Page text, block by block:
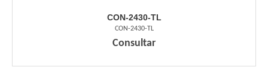
CON-2430-TL
CON-2430-TL
Consultar